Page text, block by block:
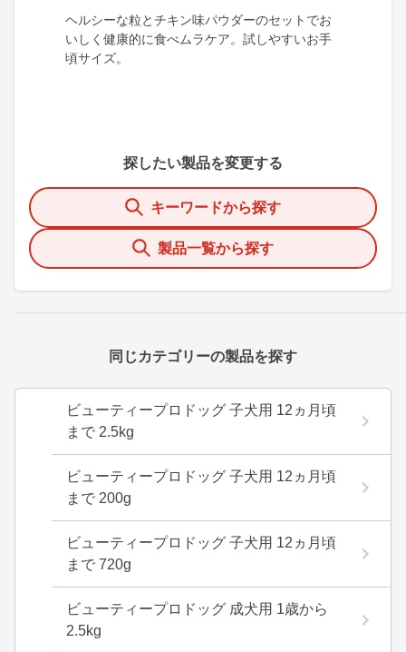
ヘルシーな粒とチキン味パウダーのセットでお
いしく健康的に食べムラケア。試しやすいお手
頃サイズ。
探したい製品を変更する
キーワードから探す
製品一覧から探す
同じカテゴリーの製品を探す
ビューティープロドッグ 子犬用 12ヵ月頃
まで 2.5kg
ビューティープロドッグ 子犬用 12ヵ月頃
まで 200g
ビューティープロドッグ 子犬用 12ヵ月頃
まで 720g
ビューティープロドッグ 成犬用 1歳から
2.5kg